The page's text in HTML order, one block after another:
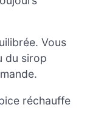
Vous
du sirop
réchauffe